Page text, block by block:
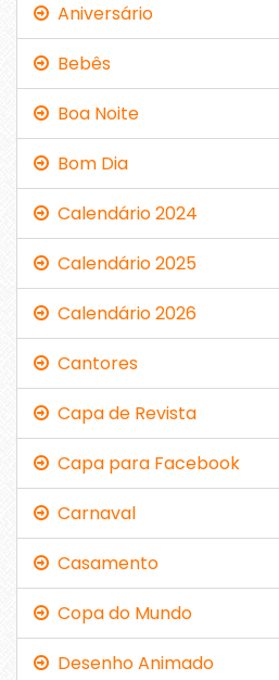
Aniversário
Bebês
Boa Noite
Bom Dia
Calendário 2024
Calendário 2025
Calendário 2026
Cantores
Capa de Revista
Capa para Facebook
Carnaval
Casamento
Copa do Mundo
Desenho Animado